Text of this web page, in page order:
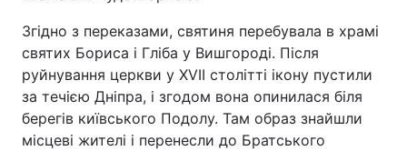
Згідно з переказами, святиня перебувала в храмі
святих Бориса і Гліба у Вишгороді. Після
руйнування церкви у XVII столітті ікону пустили
за течією Дніпра, і згодом вона опинилася біля
берегів київського Подолу. Там образ знайшли
місцеві жителі і перенесли до Братського